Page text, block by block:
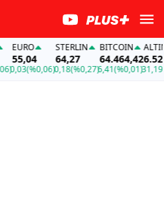
EURO
55,04
0,03(%0,06)
STERLIN
64,27
0,18(%0,27)
BITCOIN
64.464,42
6,41(%0,01)
ALTIN
31,19